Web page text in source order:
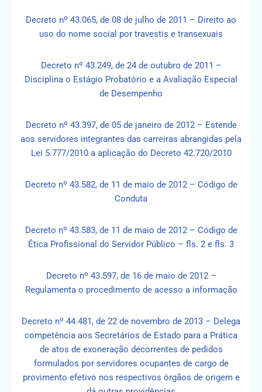
Decreto nº 43.065, de 08 de julho de 2011 – Direito ao
uso do nome social por travestis e transexuais
Decreto nº 43.249, de 24 de outubro de 2011 –
Disciplina o Estágio Probatório e a Avaliação Especial
de Desempenho
Decreto nº 43.397, de 05 de janeiro de 2012 – Estende
aos servidores integrantes das carreiras abrangidas pela
Lei 5.777/2010 a aplicação do Decreto 42.720/2010
Decreto nº 43.582, de 11 de maio de 2012 – Código de
Conduta
Decreto nº 43.583, de 11 de maio de 2012 – Código de
Ética Profissional do Servidor Público – fls. 2 e fls. 3
Decreto nº 43.597, de 16 de maio de 2012 –
Regulamenta o procedimento de acesso a informação
Decreto nº 44.481, de 22 de novembro de 2013 – Delega
competência aos Secretários de Estado para a Prática
de atos de exoneração decorrentes de pedidos
formulados por servidores ocupantes de cargo de
provimento efetivo nos respectivos órgãos de origem e